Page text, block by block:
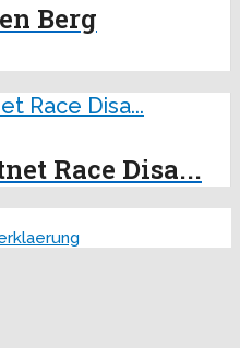
Berg
Race Disa...